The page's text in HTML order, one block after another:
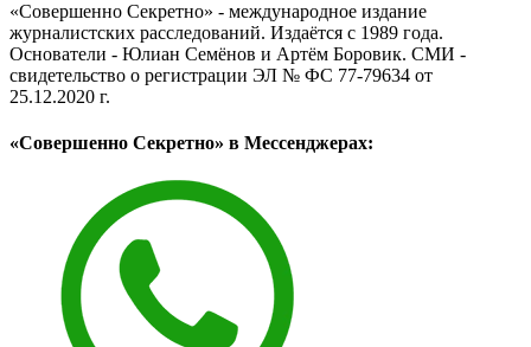
«Совершенно Секретно» - международное издание
журналистских расследований. Издаётся с 1989 года.
Основатели - Юлиан Семёнов и Артём Боровик. CМИ -
свидетельство о регистрации ЭЛ № ФС 77-79634 от
25.12.2020 г.
«Совершенно Секретно» в Мессенджерах: